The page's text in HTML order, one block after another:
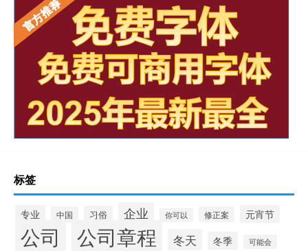
标签
专业 中国 习俗 企业 你可以 修正案 元宵节
公司 公司章程 冬天 冬季 可能会